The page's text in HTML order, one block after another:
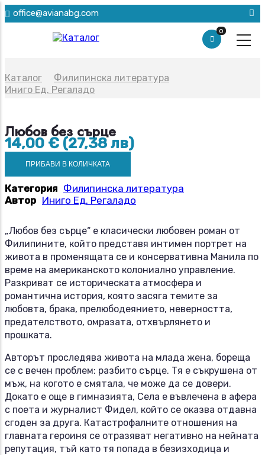
Премини
към
основното
съдържание
office@avianabg.com
0
Breadcrumb
Каталог
Филипинска литература
Иниго Ед. Регаладо
Любов без сърце
14,00 € (27,38 лв)
Категория Филипинска литература
Автор Иниго Ед. Регаладо
„Любов без сърце“ е класически любовен роман от
Филипините, който представя интимен портрет на
живота в променящата се и консервативна Манила по
време на американското колониално управление.
Разкриват се историческата атмосфера и
романтична история, която засяга темите за
любовта, брака, прелюбодеянието, неверността,
предателството, омразата, отхвърлянето и
прошката.
Авторът проследява живота на млада жена, бореща
се с вечен проблем: разбито сърце. Тя е съкрушена от
мъж, на когото е смятала, че може да се довери.
Докато е още в гимназията, Села е въвлечена в афера
с поета и журналист Фидел, който се оказва отдавна
сгоден за друга. Катастрофалните отношения на
главната героиня се отразяват негативно на нейната
репутация, тъй като тя попада в безизходица и